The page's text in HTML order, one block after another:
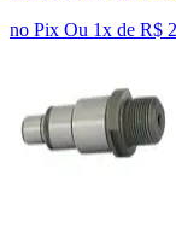
no Pix Ou 1x de R$